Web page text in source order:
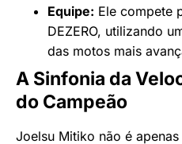
Equipe: Ele compete
DEZERO, utilizando
das motos mais
A Sinfonia da
do Campeão
Joelsu Mitiko não é